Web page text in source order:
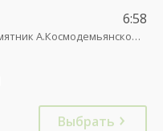
6:58
Памятник А.Космодемьянскому(Балтийское шоссе) трасса
Выбрать